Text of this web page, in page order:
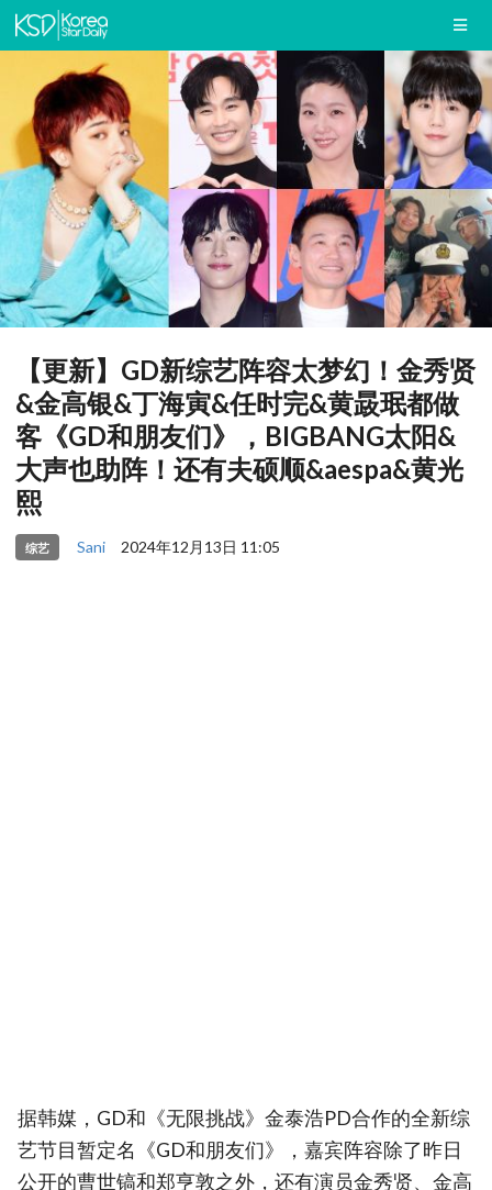
【更新】GD新综艺阵容太梦幻！金秀贤
&金高银&丁海寅&任时完&黄晸珉都做
客《GD和朋友们》，BIGBANG太阳&
大声也助阵！还有夫硕顺&aespa&黄光
熙
综艺 Sani 2024年12月13日 11:05
据韩媒，GD和《无限挑战》金泰浩PD合作的全新综
艺节目暂定名《GD和朋友们》，嘉宾阵容除了昨日
公开的曹世镐和郑亨敦之外，还有演员金秀贤、金高